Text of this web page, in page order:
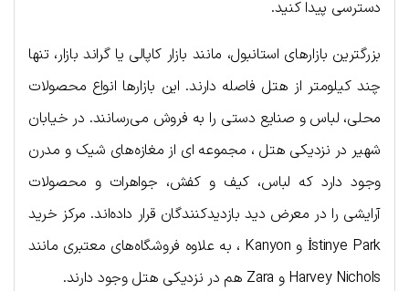
دسترسی پیدا کنید.
بزرگترین بازارهای استانبول، مانند بازار کاپالی یا گراند بازار، تنها
چند کیلومتر از هتل فاصله دارند. این بازارها انواع محصولات
محلی، لباس و صنایع دستی را به فروش می‌رسانند. در خیابان
شهیر در نزدیکی هتل ، مجموعه ای از مغازه‌های شیک و مدرن
وجود دارد که لباس، کیف و کفش، جواهرات و محصولات
آرایشی را در معرض دید بازدیدکنندگان قرار داده‌اند. مرکز خرید
İstinye Park و Kanyon ، به علاوه فروشگاه‌های معتبری مانند
Harvey Nichols و Zara هم در نزدیکی هتل وجود دارند.